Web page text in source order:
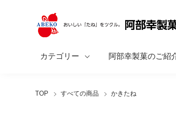
カテゴリー 阿部幸製菓のご紹
TOP すべての商品 かきたね